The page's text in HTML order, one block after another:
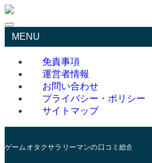
MENU
免責事項
運営者情報
お問い合わせ
プライバシー・ポリシー
サイトマップ
ゲームオタクサラリーマンの口コミ総合サイト